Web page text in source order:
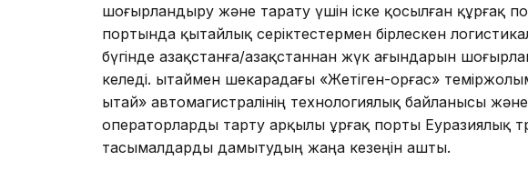
шоғырландыру және тарату үшін іске қосылған құрғақ
портында қытайлық серіктестермен бірлескен
бүгінде Қазақстанға/Қазақстаннан жүк ағындарын
келеді. Қытаймен шекарадағы «Жетіген-Қорғас»
Қытай» автомагистралінің технологиялық байланысы және
операторларды тарту арқылы Құрғақ порты Еуразиялық
тасымалдарды дамытудың жаңа кезеңін ашты.